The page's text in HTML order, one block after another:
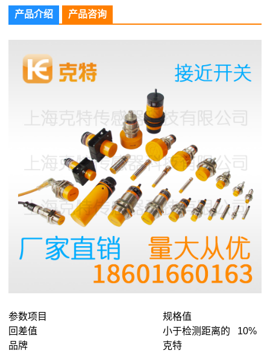
产品介绍 产品咨询
参数项目
规格值
回差值
小于检测距离的 10%
品牌
克特